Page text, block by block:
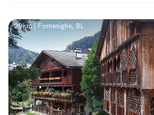
20km | Fornesighe, BL